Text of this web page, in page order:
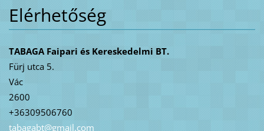
Elérhetőség
TABAGA Faipari és Kereskedelmi BT.
Fürj utca 5.
Vác
2600
+36309506760
tabagabt@gmail.com